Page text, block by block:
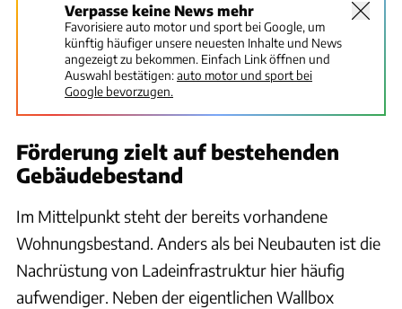
Verpasse keine News mehr
Favorisiere auto motor und sport bei Google, um
künftig häufiger unsere neuesten Inhalte und News
angezeigt zu bekommen. Einfach Link öffnen und
Auswahl bestätigen:auto motor und sport bei
Google bevorzugen.
Förderung zielt auf bestehenden
Gebäudebestand
Im Mittelpunkt steht der bereits vorhandene
Wohnungsbestand. Anders als bei Neubauten ist die
Nachrüstung von Ladeinfrastruktur hier häufig
aufwendiger. Neben der eigentlichen Wallbox